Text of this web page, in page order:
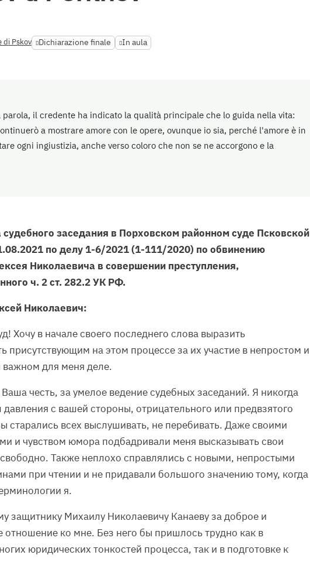
di Pskov Dichiarazione finale In aula
parola, il credente ha indicato la qualità principale che lo guida nella vita:
a mostrare amore con le opere, ovunque io sia, perché l'amore è in
ogni ingiustizia, anche verso coloro che non se ne accorgono e la
заседания в Порховском районном суде Псковской
по делу 1-6/2021 (1-111/2020) по обвинению
Николаевича в совершении преступления,
ч. 2 ст. 282.2 УК РФ.
Николаевич:
Хочу в начале своего последнего слова выразить
присутствующим на этом процессе за их участие в непростом и
важном для меня деле.
честь, за умелое ведение судебных заседаний. Я никогда
с вашей стороны, отрицательного или предвзятого
старались всех выслушивать, не перебивать. Даже своими
и чувством юмора подбадривали меня высказывать свои
Также неплохо справлялись с новыми, непростыми
при чтении и не придавали большого значению тому, когда
я.
защитнику Михаилу Николаевичу Канаеву за доброе и
отношение ко мне. Без него бы пришлось трудно как в
юридических тонкостей процесса, так и в подготовке к